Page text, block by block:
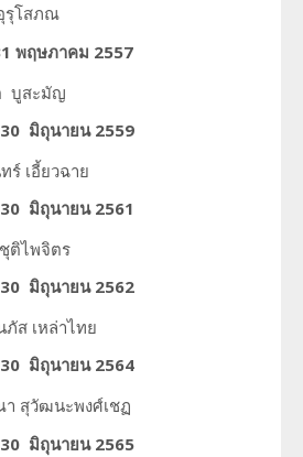
รุโสภณ
พฤษภาคม 2557
บูสะมัญ
มิถุนายน 2559
ร์ เอี้ยวฉาย
มิถุนายน 2561
ชุติไพจิตร
มิถุนายน 2562
ภัส เหล่าไทย
มิถุนายน 2564
า สุวัฒนะพงศ์เชฏ
มิถุนายน 2565